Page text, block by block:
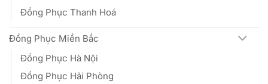
Đồng Phục Thanh Hoá
Đồng Phục Miền Bắc
Đồng Phục Hà Nội
Đồng Phục Hải Phòng